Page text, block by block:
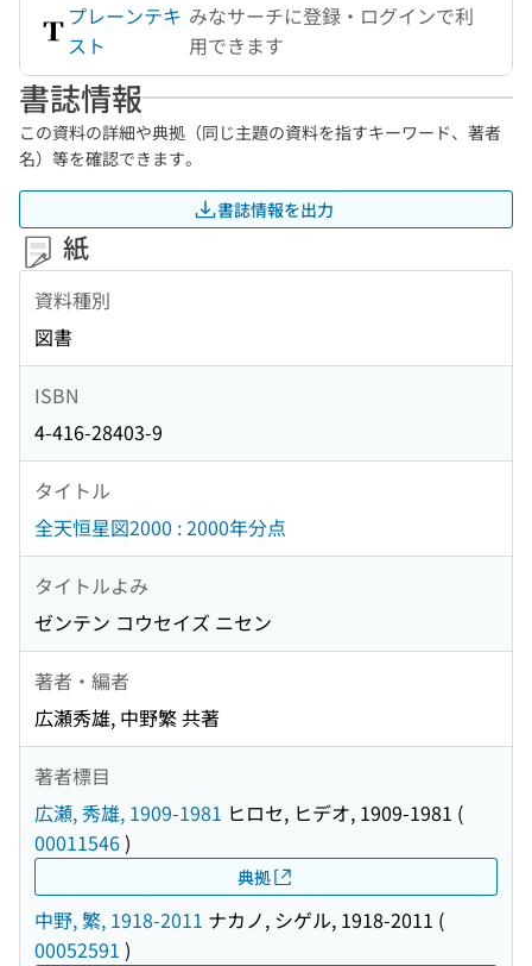
プレーンテキ
スト
みなサーチに登録・ログインで利
用できます
書誌情報
この資料の詳細や典拠（同じ主題の資料を指すキーワード、著者
名）等を確認できます。
書誌情報を出力
紙
資料種別
図書
ISBN
4-416-28403-9
タイトル
全天恒星図2000 : 2000年分点
タイトルよみ
ゼンテン コウセイズ ニセン
著者・編者
広瀬秀雄, 中野繁 共著
著者標目
広瀬, 秀雄, 1909-1981 ヒロセ, ヒデオ, 1909-1981 (
00011546)
典拠
中野, 繁, 1918-2011 ナカノ, シゲル, 1918-2011 (
00052591 )